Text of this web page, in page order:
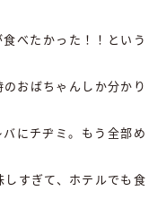
べたかった！！という
おばちゃんしか分かり
にチヂミ。もう全部め
すぎて、ホテルでも食